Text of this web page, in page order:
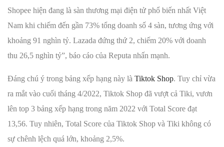
Shopee hiện đang là sàn thương mại điện tử phổ biến nhất Việt
Nam khi chiếm đến gần 73% tổng doanh số 4 sàn, tương ứng với
khoảng 91 nghìn tỷ. Lazada đứng thứ 2, chiếm 20% với doanh
thu 26,5 nghìn tỷ”, báo cáo của Reputa nhấn mạnh.
Đáng chú ý trong bảng xếp hạng này là Tiktok Shop. Tuy chỉ vừa
ra mắt vào cuối tháng 4/2022, Tiktok Shop đã vượt cả Tiki, vươn
lên top 3 bảng xếp hạng trong năm 2022 với Total Score đạt
13,56. Tuy nhiên, Total Score của Tiktok Shop và Tiki không có
sự chênh lệch quá lớn, khoảng 2,5%.